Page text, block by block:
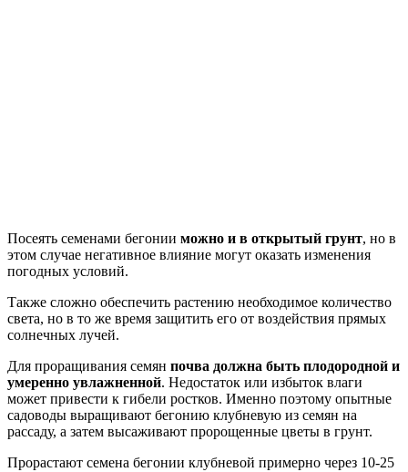
Посеять семенами бегонии можно и в открытый грунт, но в
этом случае негативное влияние могут оказать изменения
погодных условий.
Также сложно обеспечить растению необходимое количество
света, но в то же время защитить его от воздействия прямых
солнечных лучей.
Для проращивания семян почва должна быть плодородной и
умеренно увлажненной. Недостаток или избыток влаги
может привести к гибели ростков. Именно поэтому опытные
садоводы выращивают бегонию клубневую из семян на
рассаду, а затем высаживают пророщенные цветы в грунт.
Прорастают семена бегонии клубневой примерно через 10-25